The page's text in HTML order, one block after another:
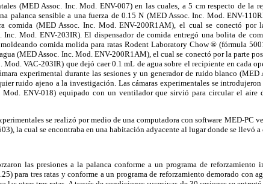
(MED Assoc. Inc. Mod. ENV-007) en las cuales, a 5 cm respecto de la
palanca sensible a una fuerza de 0.15 N (MED Assoc. Inc. Mod. ENV-
comida (MED Assoc. Inc. Mod. ENV-200R1AM), el cual se conectó por
Inc. Mod. ENV-203IR). El dispensador de comida entregó una bolita de
comida molida para ratas Rodent Laboratory Chow ® (fórmula
(MED Assoc. Inc. Mod. ENV-200R1AM), el cual se conectó por la parte
VAC-203IR) que dejó caer 0.1 mL de agua sobre el recipiente en cada
experimental durante las sesiones y un generador de ruido blanco (MED
ruido ajeno a la investigación. Las cámaras experimentales se
Mod. ENV-018) equipado con un ventilador que sirvió para circular el aire
se realizó por medio de una computadora con software MED-PC
la cual se encontraba en una habitación adyacente al lugar donde se llevó
las presiones a la palanca conforme a un programa de reforzamiento
.25) para tres ratas y conforme a un programa de reforzamiento demorado con